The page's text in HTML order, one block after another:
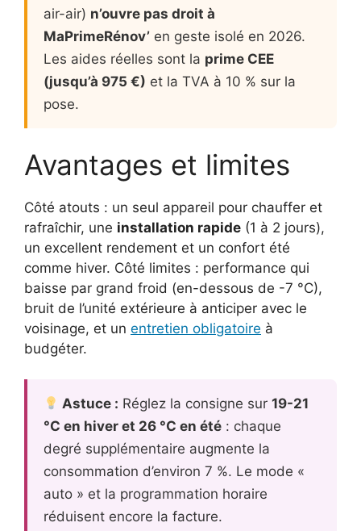
air-air) n’ouvre pas droit à
MaPrimeRénov’ en geste isolé en 2026.
Les aides réelles sont la prime CEE
(jusqu’à 975 €) et la TVA à 10 % sur la
pose.
Avantages et limites
Côté atouts : un seul appareil pour chauffer et
rafraîchir, une installation rapide (1 à 2 jours),
un excellent rendement et un confort été
comme hiver. Côté limites : performance qui
baisse par grand froid (en-dessous de -7 °C),
bruit de l’unité extérieure à anticiper avec le
voisinage, et un entretien obligatoire à
budgéter.
Astuce : Réglez la consigne sur19-21
°C en hiver et 26 °C en été : chaque
degré supplémentaire augmente la
consommation d’environ 7 %. Le mode «
auto » et la programmation horaire
réduisent encore la facture.